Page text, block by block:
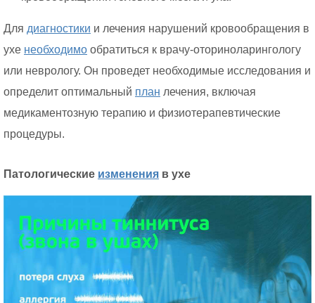
Для диагностики и лечения нарушений кровообращения в
ухе необходимо обратиться к врачу-оториноларингологу
или неврологу. Он проведет необходимые исследования и
определит оптимальный план лечения, включая
медикаментозную терапию и физиотерапевтические
процедуры.
Патологические изменения в ухе